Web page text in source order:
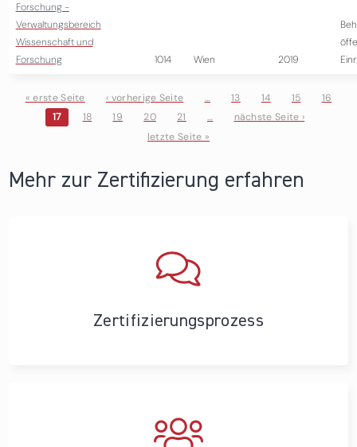
Forschung -
Verwaltungsbereich
Wissenschaft und
Forschung
1014 Wien 2019
Seiten
« erste Seite ‹ vorherige Seite … 13 14 15
16
17
18 19 20 21 …
nächste Seite ›
letzte Seite »
Mehr zur Zertifizierung erfahren
Zertifizierungs­prozess